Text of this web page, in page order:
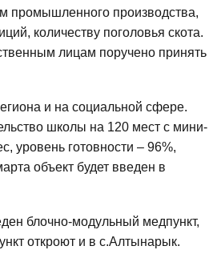
промышленного производства,
количеству поголовья скота.
лицам поручено принять
и на социальной сфере.
школы на 120 мест с мини-
уровень готовности – 96%,
объект будет введен в
блочно-модульный медпункт,
откроют и в с.Алтынарык.